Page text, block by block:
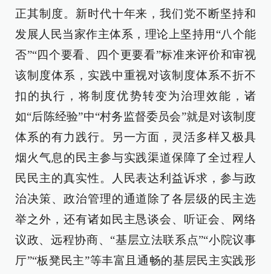
正其制度。新时代十年来，我们党不断坚持和
发展人民当家作主体系，理论上坚持用“八个能
否”“四个要看、四个更要看”标准来评价和审视
该制度体系，实践中重视对该制度体系不折不
扣的执行，将制度优势转变为治理效能，诸
如“后陈经验”中“村务监督委员会”就是对该制度
体系的有力践行。另一方面，灵活多样又极具
烟火气息的民主参与实践渠道保障了全过程人
民民主的真实性。人民表达利益诉求，参与政
治决策、政治管理的通道除了各层级的民主选
举之外，还有诸如民主恳谈会、听证会、网络
议政、远程协商、“基层立法联系点”“小院议事
厅”“板凳民主”等丰富且通畅的基层民主实践形